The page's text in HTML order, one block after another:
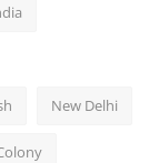
New Delhi